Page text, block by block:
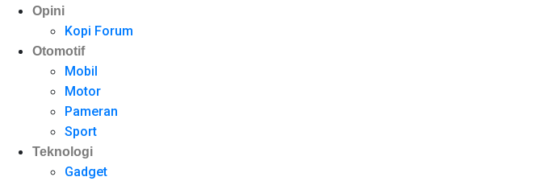
Opini
Kopi Forum
Otomotif
Mobil
Motor
Pameran
Sport
Teknologi
Gadget